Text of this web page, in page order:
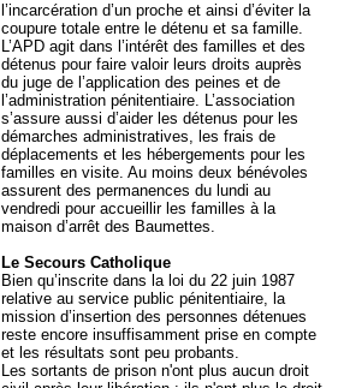
l’incarcération d’un proche et ainsi d’éviter la
coupure totale entre le détenu et sa famille.
L’APD agit dans l’intérêt des familles et des
détenus pour faire valoir leurs droits auprès
du juge de l’application des peines et de
l’administration pénitentiaire. L’association
s’assure aussi d’aider les détenus pour les
démarches administratives, les frais de
déplacements et les hébergements pour les
familles en visite. Au moins deux bénévoles
assurent des permanences du lundi au
vendredi pour accueillir les familles à la
maison d’arrêt des Baumettes.
Le Secours Catholique
Bien qu’inscrite dans la loi du 22 juin 1987
relative au service public pénitentiaire, la
mission d’insertion des personnes détenues
reste encore insuffisamment prise en compte
et les résultats sont peu probants.
Les sortants de prison n'ont plus aucun droit